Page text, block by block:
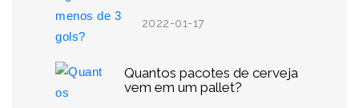
2022-01-17
Quantos pacotes de cerveja
vem em um pallet?